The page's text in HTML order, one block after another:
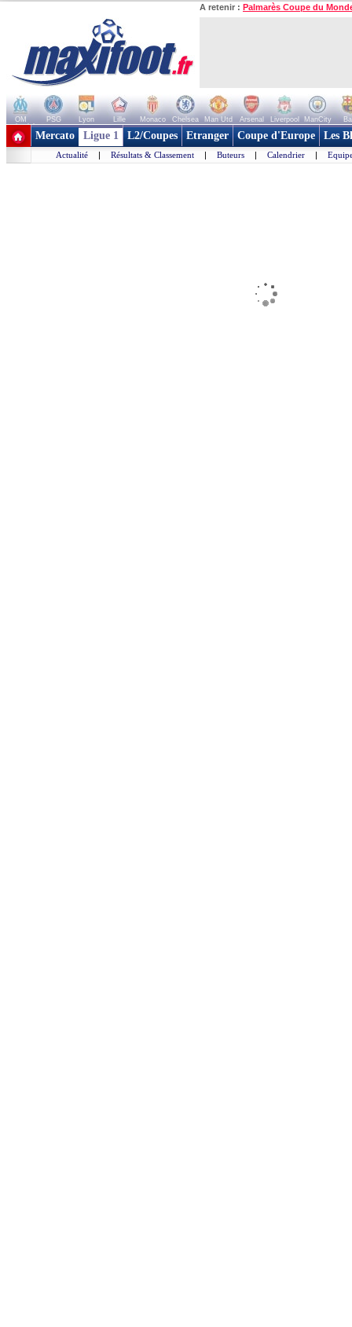
A retenir : Palmarès Coupe du
OM PSG Lyon Lille Monaco Chelsea Man Utd Arsenal Liverpool ManCity
+ de clubs
Mercato Ligue 1 L2/Coupes Etranger Coupe d'Europe Les
Actualité | Résultats & Classement | Buteurs | Calendrier |